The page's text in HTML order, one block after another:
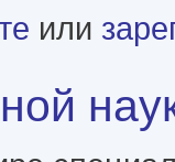
в клетках. Коктейль
или